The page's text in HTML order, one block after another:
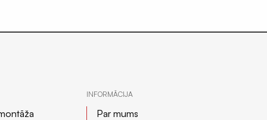
INFORMĀCIJA
Par mums